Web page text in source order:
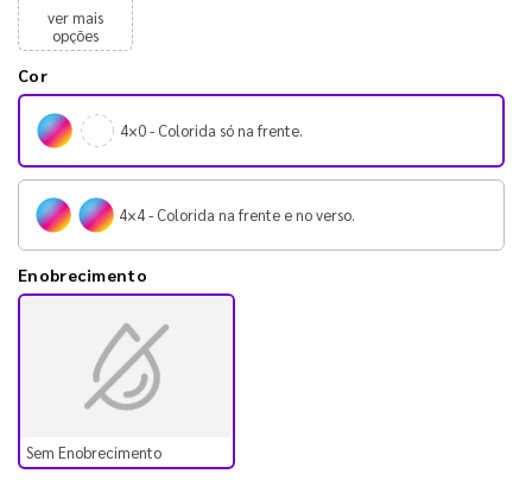
ver mais
opções
Cor
4×0 - Colorida só na frente.
4×4 - Colorida na frente e no verso.
Enobrecimento
Sem Enobrecimento